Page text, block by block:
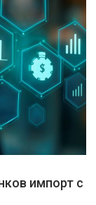
импорт с